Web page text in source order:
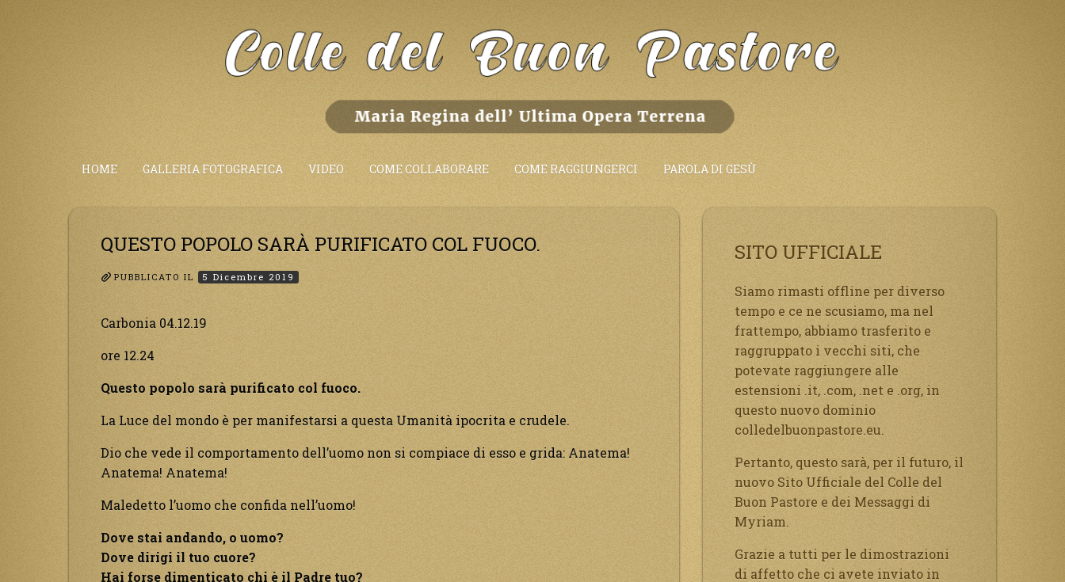
HOME GALLERIA FOTOGRAFICA VIDEO COME COLLABORARE COME RAGGIUNGERCI PAROLA DI GESÙ
QUESTO POPOLO SARÀ PURIFICATO COL FUOCO.
PUBBLICATO IL 5 Dicembre 2019
Carbonia 04.12.19
ore 12.24
Questo popolo sarà purificato col fuoco.
La Luce del mondo è per manifestarsi a questa Umanità ipocrita e crudele.
Dio che vede il comportamento dell’uomo non si compiace di esso e grida: Anatema!
Anatema! Anatema!
Maledetto l’uomo che confida nell’uomo!
Dove stai andando, o uomo?
Dove dirigi il tuo cuore?
Hai forse dimenticato chi è il Padre tuo?
SITO UFFICIALE
Siamo rimasti offline per diverso
tempo e ce ne scusiamo, ma nel
frattempo, abbiamo trasferito e
raggruppato i vecchi siti, che
potevate raggiungere alle
estensioni .it, .com, .net e .org, in
questo nuovo dominio
colledelbuonpastore.eu.
Pertanto, questo sarà, per il futuro, il
nuovo Sito Ufficiale del Colle del
Buon Pastore e dei Messaggi di
Myriam.
Grazie a tutti per le dimostrazioni
di affetto che ci avete inviato in